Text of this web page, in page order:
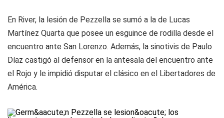
En River, la lesión de Pezzella se sumó a la de Lucas
Martínez Quarta que posee un esguince de rodilla desde el
encuentro ante San Lorenzo. Además, la sinotivis de Paulo
Díaz castigó al defensor en la antesala del encuentro ante
el Rojo y le impidió disputar el clásico en el Libertadores de
América.